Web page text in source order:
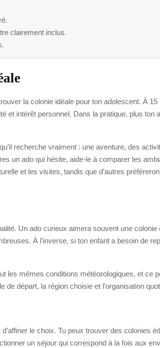
clairement inclus.
la colonie idéale pour ton adolescent. À
et intérêt personnel. Dans la pratique, plus
recherche vraiment : une aventure, des
un ado qui hésite, aide-le à comparer les
et les visites, tandis que d’autres
Un ado curieux aimera souvent une
À l’inverse, si ton enfant a besoin de
les mêmes conditions météorologiques, et ce
départ, la région choisie et l’organisation
le choix. Tu peux trouver des colonies
un séjour qui correspond à la fois aux